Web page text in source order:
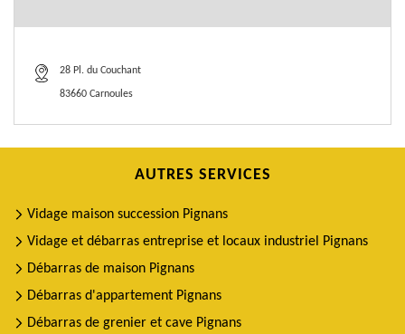
28 Pl. du Couchant
83660 Carnoules
AUTRES SERVICES
Vidage maison succession Pignans
Vidage et débarras entreprise et locaux industriel Pignans
Débarras de maison Pignans
Débarras d'appartement Pignans
Débarras de grenier et cave Pignans